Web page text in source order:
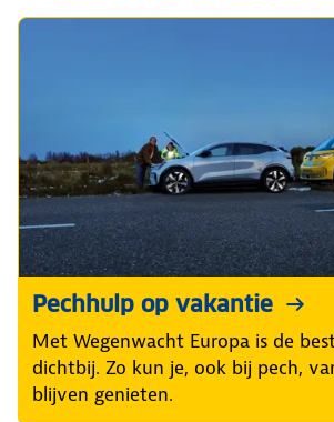
Pechhulp op vakantie
Met Wegenwacht Europa is de
dichtbij. Zo kun je, ook bij pech,
blijven genieten.